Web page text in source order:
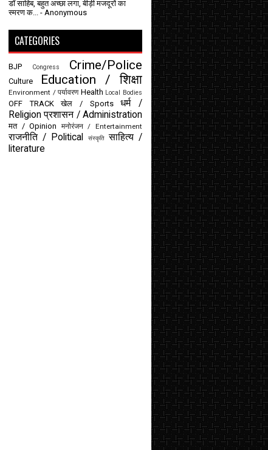
डॉ साहिब, बहुत अच्छा लगा, बीड़ी मजदूरों का
स्मरण क...
- Anonymous
CATEGORIES
BJP Congress Crime/Police
Culture Education / शिक्षा
Environment / पर्यावरण Health Local Bodies
OFF TRACK खेल / Sports
धर्म /
Religion प्रशासन / Administration
मत / Opinion मनोरंजन / Entertainment
राजनीति / Political संस्कृति साहित्य /
literature